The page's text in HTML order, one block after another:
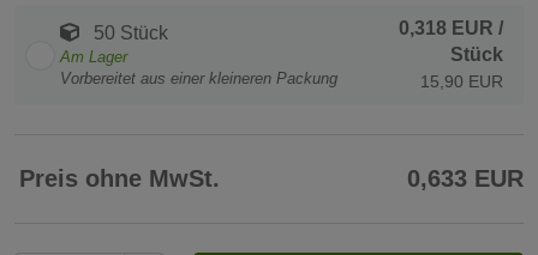
50 Stück
Am Lager
Vorbereitet aus einer kleineren Packung
0,318 EUR /
Stück
15,90 EUR
Preis ohne MwSt. 0,633 EUR